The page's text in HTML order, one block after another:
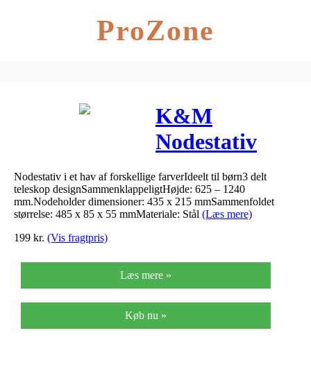
ProZone
K&M
Nodestativ
10010 Blå
Nodestativ i et hav af forskellige farverIdeelt til børn3 delt
teleskop designSammenklappeligtHøjde: 625 – 1240
mm.Nodeholder dimensioner: 435 x 215 mmSammenfoldet
størrelse: 485 x 85 x 55 mmMateriale: Stål (Læs mere)
199 kr. (Vis fragtpris)
Læs mere »
Køb nu »